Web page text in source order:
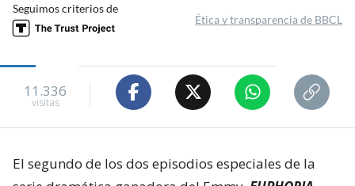
Seguimos criterios de
Ética y transparencia de BBCL
11.336
visitas
El segundo de los dos episodios especiales de la